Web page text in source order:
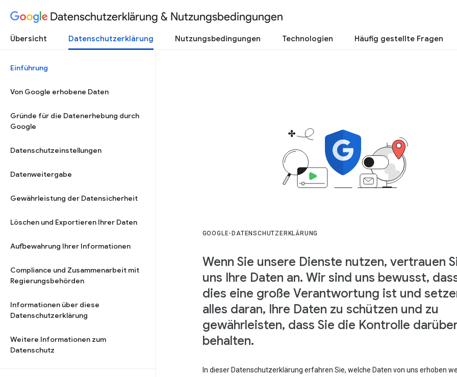
Datenschutzerklärung & Nutzungsbedingungen
Übersicht Datenschutzerklärung Nutzungsbedingungen Technologien Häufig gestellte Fragen
Einführung
Von Google erhobene Daten
Gründe für die Datenerhebung durch
Google
Datenschutzeinstellungen
Datenweitergabe
Gewährleistung der Datensicherheit
Löschen und Exportieren Ihrer Daten
Aufbewahrung Ihrer Informationen
Compliance und Zusammenarbeit mit
Regierungsbehörden
Informationen über diese
Datenschutzerklärung
Weitere Informationen zum
Datenschutz
GOOGLE-DATENSCHUTZERKLÄRUNG
Wenn Sie unsere Dienste nutzen, vertrauen
uns Ihre Daten an. Wir sind uns bewusst,
dies eine große Verantwortung ist und
alles daran, Ihre Daten zu schützen und zu
gewährleisten, dass Sie die Kontrolle
behalten.
In dieser Datenschutzerklärung erfahren Sie, welche Daten von uns erhoben